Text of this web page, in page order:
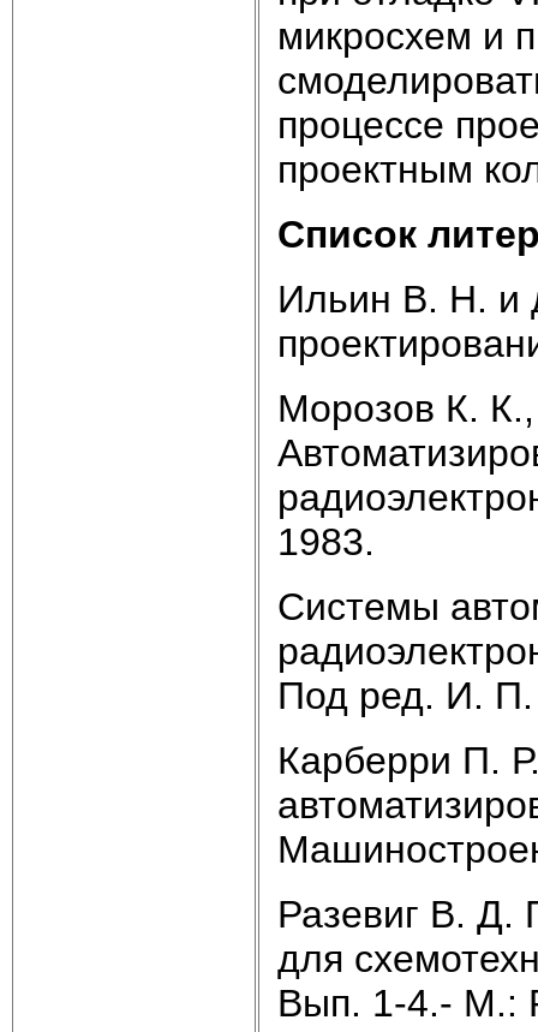
микросхем и
процессе
проектным
Список
Ильин В. Н. и
Морозов К.
1983.
Системы
Под ред. И. П.
Карберри П.
Разевиг В. Д.
для
Вып. 1-4.- М.: